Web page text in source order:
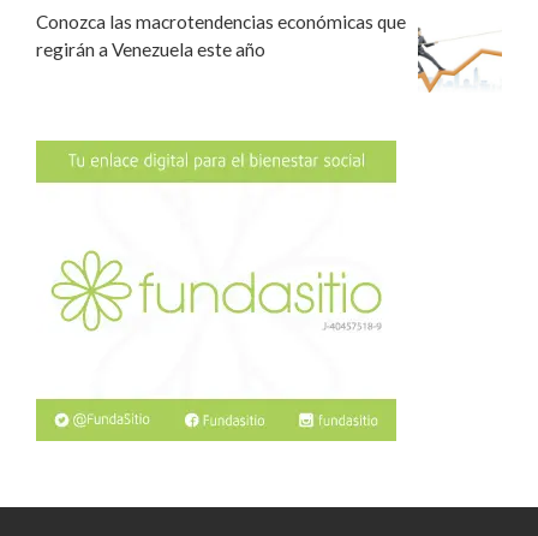
Conozca las macrotendencias económicas que
regirán a Venezuela este año